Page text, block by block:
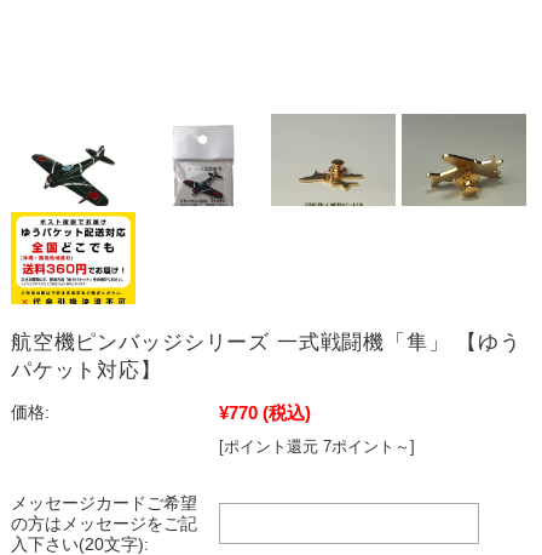
航空機ピンバッジシリーズ 一式戦闘機「隼」 【ゆう
パケット対応】
価格: ¥770 (税込)
[ポイント還元 7ポイント～]
メッセージカードご希望
の方はメッセージをご記
入下さい(20文字):